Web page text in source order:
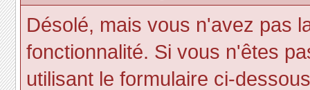
Désolé, mais vous n'avez pas
fonctionnalité. Si vous n'êtes
utilisant le formulaire ci-